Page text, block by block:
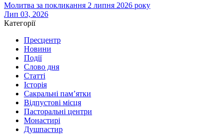
Молитва за покликання 2 липня 2026 року
Лип 03, 2026
Категорії
Пресцентр
Новини
Події
Слово дня
Статті
Історія
Сакральні пам’ятки
Відпустові місця
Пасторальні центри
Монастирі
Душпастир